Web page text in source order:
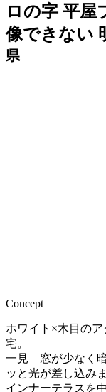
ロの字 平屋
像できない
県
Concept
ホワイト×木目の
宅。
一見 窓が少なく
ッと光が差し込みま
インナーテラスを